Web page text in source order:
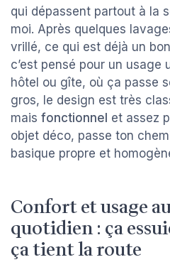
qui dépassent partout à la
moi. Après quelques
vrillé, ce qui est déjà un
c’est pensé pour un usage
hôtel ou gîte, où ça passe
gros, le design est très
mais fonctionnel et assez
objet déco, passe ton
basique propre et
Confort et usage
quotidien : ça
ça tient la route